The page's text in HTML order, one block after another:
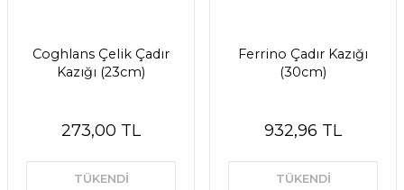
Coghlans Çelik Çadır
Kazığı (23cm)
273,00 TL
TÜKENDİ
Ferrino Çadır Kazığı
(30cm)
932,96 TL
TÜKENDİ